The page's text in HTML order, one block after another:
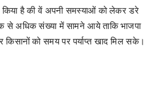
को समय पर पर्याप्त खाद मिल सके।